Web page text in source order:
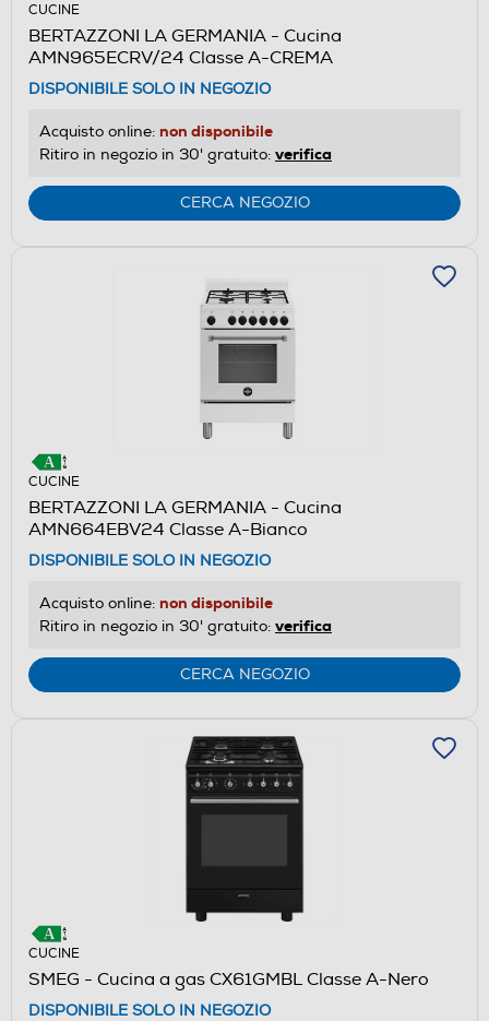
CUCINE
BERTAZZONI LA GERMANIA - Cucina
AMN965ECRV/24 Classe A-CREMA
DISPONIBILE SOLO IN NEGOZIO
Acquisto online: non disponibile
Ritiro in negozio in 30' gratuito: verifica
CERCA NEGOZIO
CUCINE
BERTAZZONI LA GERMANIA - Cucina
AMN664EBV24 Classe A-Bianco
DISPONIBILE SOLO IN NEGOZIO
Acquisto online: non disponibile
Ritiro in negozio in 30' gratuito: verifica
CERCA NEGOZIO
CUCINE
SMEG - Cucina a gas CX61GMBL Classe A-Nero
DISPONIBILE SOLO IN NEGOZIO